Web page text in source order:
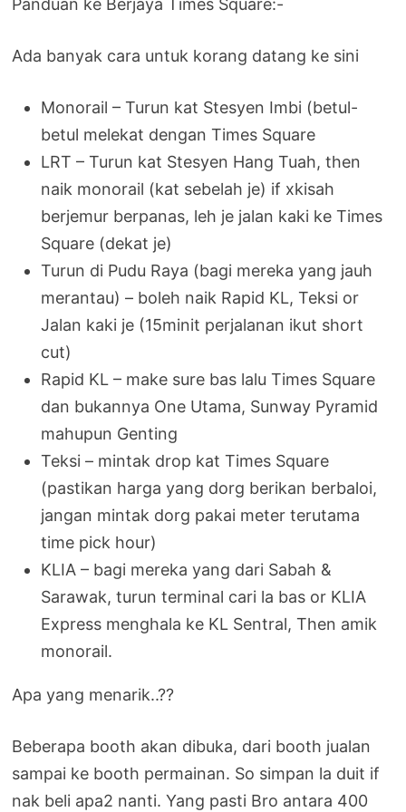
Ada banyak cara untuk korang datang ke sini
Monorail – Turun kat Stesyen Imbi (betul-
betul melekat dengan Times Square
LRT – Turun kat Stesyen Hang Tuah, then
naik monorail (kat sebelah je) if xkisah
berjemur berpanas, leh je jalan kaki ke Times
Square (dekat je)
Turun di Pudu Raya (bagi mereka yang jauh
merantau) – boleh naik Rapid KL, Teksi or
Jalan kaki je (15minit perjalanan ikut short
cut)
Rapid KL – make sure bas lalu Times Square
dan bukannya One Utama, Sunway Pyramid
mahupun Genting
Teksi – mintak drop kat Times Square
(pastikan harga yang dorg berikan berbaloi,
jangan mintak dorg pakai meter terutama
time pick hour)
KLIA – bagi mereka yang dari Sabah &
Sarawak, turun terminal cari la bas or KLIA
Express menghala ke KL Sentral, Then amik
monorail.
Apa yang menarik..??
Beberapa booth akan dibuka, dari booth jualan
sampai ke booth permainan. So simpan la duit if
nak beli apa2 nanti. Yang pasti Bro antara 400